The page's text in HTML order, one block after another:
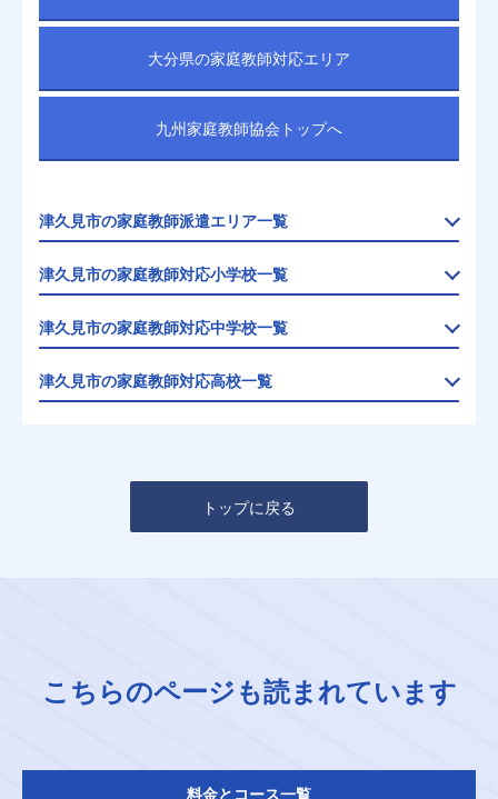
大分県の家庭教師対応エリア
九州家庭教師協会トップへ
津久見市の家庭教師派遣エリア一覧
津久見市の家庭教師対応小学校一覧
津久見市の家庭教師対応中学校一覧
津久見市の家庭教師対応高校一覧
トップに戻る
こちらのページも読まれています
料金とコース一覧